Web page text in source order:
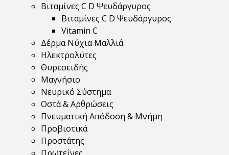
Βιταμίνες C D Ψευδάργυρος
Βιταμίνες C D Ψευδάργυρος
Vitamin C
Δέρμα Νύχια Μαλλιά
Ηλεκτρολύτες
Θυρεοειδής
Μαγνήσιο
Νευρικό Σύστημα
Οστά & Αρθρώσεις
Πνευματική Απόδοση & Μνήμη
Προβιοτικά
Προστάτης